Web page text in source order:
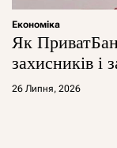
Економіка
Як
захисників і
26 Липня, 2026